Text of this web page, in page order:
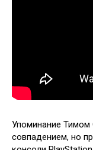
Упоминание Тимом
совпадением, но